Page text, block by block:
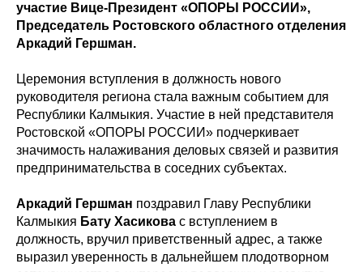
участие Вице-Президент «ОПОРЫ РОССИИ»,
Председатель Ростовского областного отделения
Аркадий Гершман.
Церемония вступления в должность нового
руководителя региона стала важным событием для
Республики Калмыкия. Участие в ней представителя
Ростовской «ОПОРЫ РОССИИ» подчеркивает
значимость налаживания деловых связей и развития
предпринимательства в соседних субъектах.
Аркадий Гершман поздравил Главу Республики
Калмыкия Бату Хасикова с вступлением в
должность, вручил приветственный адрес, а также
выразил уверенность в дальнейшем плодотворном